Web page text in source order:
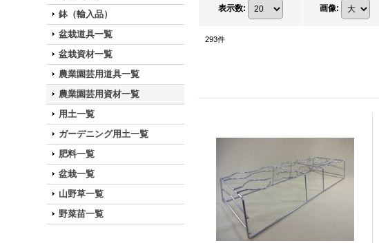
鉢（輸入品）
盆栽道具一覧
盆栽資材一覧
農業園芸用道具一覧
農業園芸用資材一覧
用土一覧
ガーデニング用土一覧
肥料一覧
盆栽一覧
山野草一覧
野菜苗一覧
表示数: 画像:
293件